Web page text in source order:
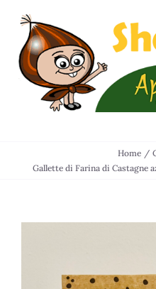
contenuto
Home
Gallette di Farina di Castagne